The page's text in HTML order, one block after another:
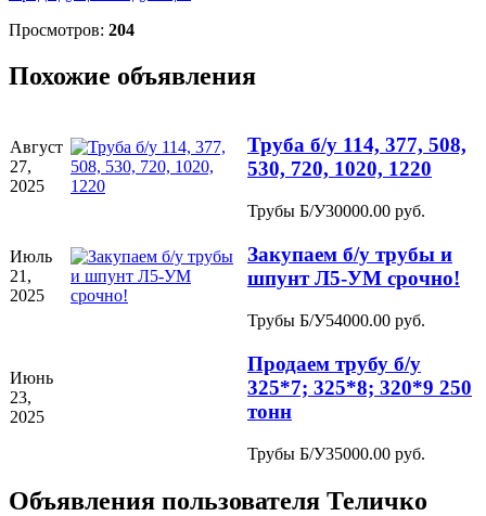
Просмотров: 204
Похожие объявления
Август
27,
2025
Труба б/у 114, 377, 508,
530, 720, 1020, 1220
Трубы Б/У30000.00 руб.
Июль
21,
2025
Закупаем б/у трубы и
шпунт Л5-УМ срочно!
Трубы Б/У54000.00 руб.
Июнь
23,
2025
Продаем трубу б/у
325*7; 325*8; 320*9 250
тонн
Трубы Б/У35000.00 руб.
Объявления пользователя Теличко